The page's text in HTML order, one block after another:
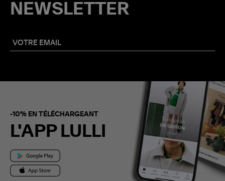
NEWSLETTER
-10% EN TÉLÉCHARGEANT
L'APP LULLI